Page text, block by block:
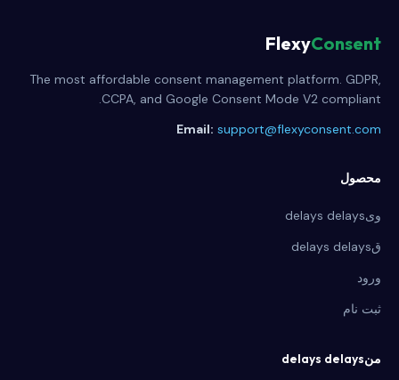
FlexyConsent
The most affordable consent management platform. GDPR,
CCPA, and Google Consent Mode V2 compliant.
Email: support@flexyconsent.com
محصول
ویdelays delays
قdelays delays
ورود
ثبت نام
منdelays delays